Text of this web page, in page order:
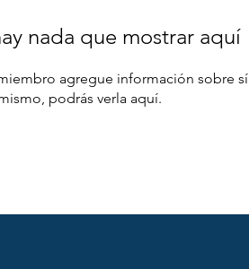
nada que mostrar aquí
agregue información sobre sí
podrás verla aquí.